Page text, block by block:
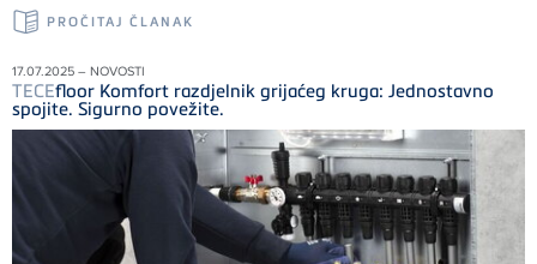
PROČITAJ ČLANAK
17.07.2025 – NOVOSTI
TECEfloor Komfort razdjelnik grijaćeg kruga: Jednostavno
spojite. Sigurno povežite.